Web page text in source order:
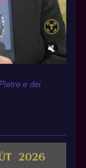
e dei